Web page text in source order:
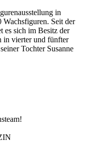
in
Wachsfiguren. Seit der
es sich im Besitz der
in vierter und fünfter
Tochter Susanne